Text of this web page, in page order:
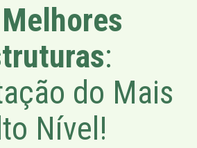
:
do Mais
Nível!